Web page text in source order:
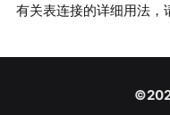
有关表连接的详细用法，